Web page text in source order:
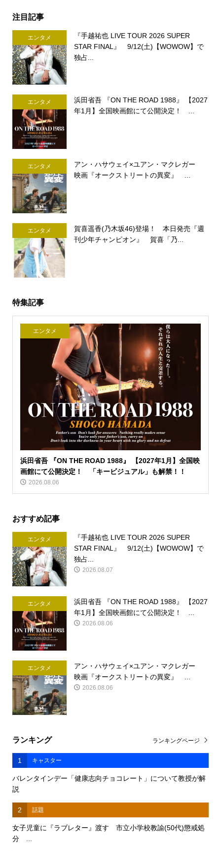
注目記事
エンタメ
『手越祐也 LIVE TOUR 2026 SUPER
STAR FINAL』 9/12(土)【WOWOW】で
独占...
エンタメ
浜田省吾 『ON THE ROAD 1988』 【2027
年1月】全国映画館にて公開決定！ ...
エンタメ
アン・ハサウェイ×ユアン・マクレガー
映画『オークストリートの異変』 ...
エンタメ
賀喜遥香(乃木坂46)登場！ 本日発売『週
刊少年チャンピオン』 賀喜「乃...
特集記事
エンタメ
浜田省吾 『ON THE ROAD 1988』 【2027年1月】全国映
画館にて公開決定！ 「キービジュアル」も解禁！！
2026.08.06
おすすめ記事
エンタメ
『手越祐也 LIVE TOUR 2026 SUPER
STAR FINAL』 9/12(土)【WOWOW】で
独占...
2026.08.07
エンタメ
浜田省吾 『ON THE ROAD 1988』 【2027
年1月】全国映画館にて公開決定！ ...
2026.08.06
エンタメ
アン・ハサウェイ×ユアン・マクレガー
映画『オークストリートの異変』 ...
2026.08.06
ランキング
1 キャスター
バレンタインデー「健康志向チョコレート」について教授が解
説
2 話題
女子児童に『ラブレター』渡す 市立小学校教諭(50代)懲戒処
分 ...
ランキングページ